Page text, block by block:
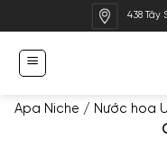
qua
dung
438 Tây
Apa Niche / Nước hoa